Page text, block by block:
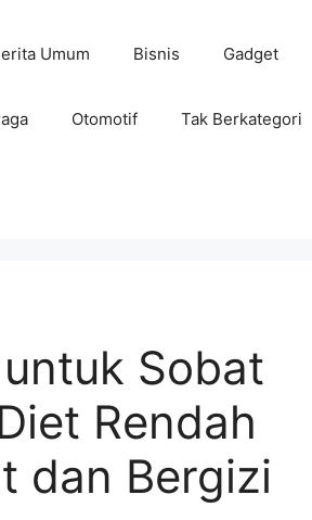
Umum Bisnis Gadget
Otomotif Tak Berkategori
Sobat
Rendah
dan Bergizi